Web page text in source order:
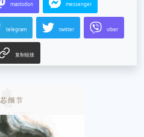
mastodon messenger
telegram twitter viber
复制链接